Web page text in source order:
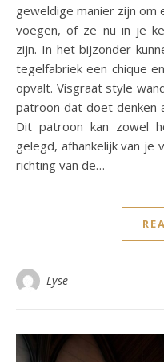
geweldige manier zijn om
voegen, of ze nu in je
zijn. In het bijzonder
tegelfabriek een chique
opvalt. Visgraat style
patroon dat doet denken
Dit patroon kan zowel
gelegd, afhankelijk van
richting van de…
Lyse